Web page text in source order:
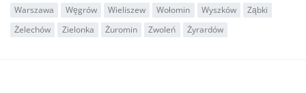
Warszawa
Węgrów Wieliszew Wołomin Wyszków
Ząbki
Żelechów
Zielonka Żuromin Zwoleń Żyrardów